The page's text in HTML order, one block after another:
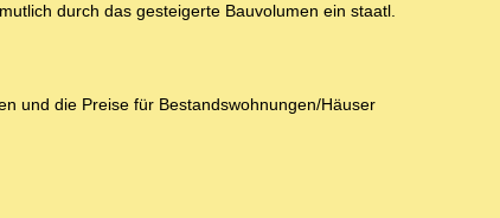
durch das gesteigerte Bauvolumen ein staatl.
und die Preise für Bestandswohnungen/Häuser